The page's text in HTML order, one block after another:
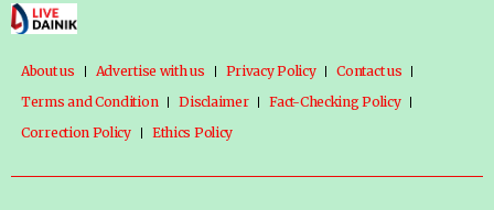
About us Advertise with us Privacy Policy
Contact us
Terms and Condition
Disclaimer
Fact-Checking Policy
Correction Policy
Ethics Policy